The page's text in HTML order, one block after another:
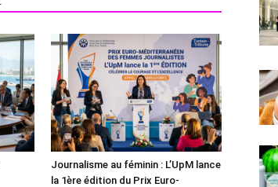
Journalisme au féminin : L’UpM lance
la 1ère édition du Prix Euro-